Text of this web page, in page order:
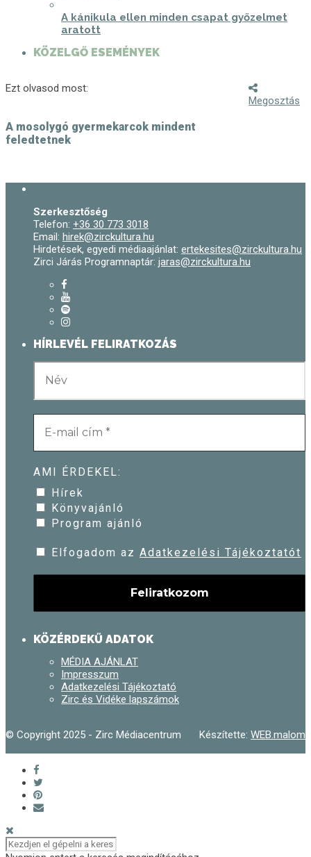
A kánikula ellen minden csapat győzelmet
aratott
KÖZELGŐ ESEMÉNYEK
Ezt olvasod most:
A mosolygó gyermekarcok mindent
feledtetnek
Megosztás
Szerkesztőség
Telefon: +36 30 773 3018
Email: hirek@zirckultura.hu
Hirdetések, egyedi médiaajánlat: ertekesites@zirckultura.hu
Zirci Járás Programnaptár: jaras@zirckultura.hu
HÍRLEVÉL FELIRATKOZÁS
AMI ÉRDEKEL:
Hírek
Könyvajánló
Program ajánló
Elfogadom az Adatkezelési Tájékoztatót
KÖZÉRDEKŰ ADATOK
MÉDIA AJÁNLAT
Impresszum
Adatkezelési Tájékoztató
Zirc és Vidéke lapszámok
© Copyright 2025 - Zirc Médiacentrum Készítette: WEB.malom